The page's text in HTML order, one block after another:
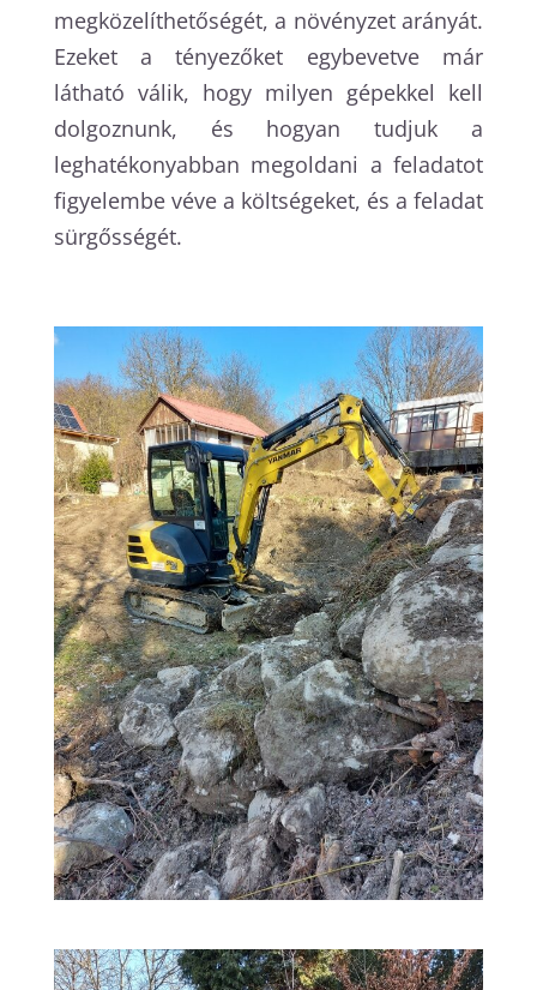
megközelíthetőségét, a növényzet arányát.
Ezeket a tényezőket egybevetve már
látható válik, hogy milyen gépekkel kell
dolgoznunk, és hogyan tudjuk a
leghatékonyabban megoldani a feladatot
figyelembe véve a költségeket, és a feladat
sürgősségét.